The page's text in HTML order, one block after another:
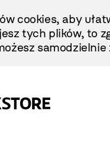
cookies, aby
tych plików, to